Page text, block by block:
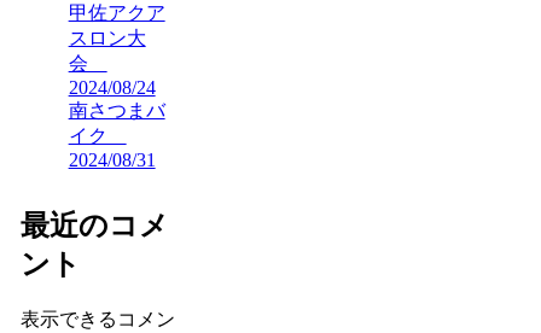
甲佐アクア
スロン大
会
2024/08/24
南さつまバ
イク
2024/08/31
最近のコメ
ント
表示できるコメン